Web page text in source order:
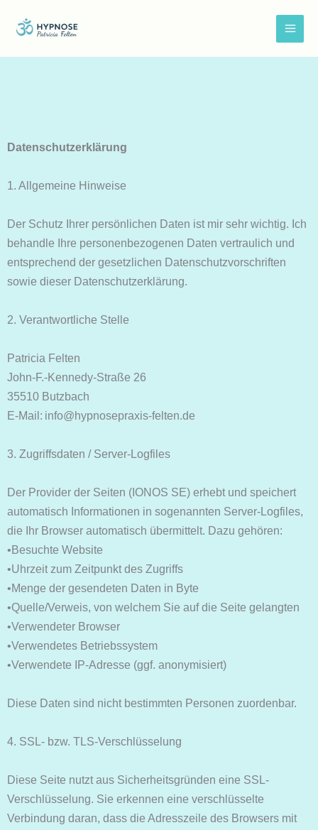
Inhalt
springen
Datenschutzerklärung
1. Allgemeine Hinweise
Der Schutz Ihrer persönlichen Daten ist mir sehr wichtig. Ich
behandle Ihre personenbezogenen Daten vertraulich und
entsprechend der gesetzlichen Datenschutzvorschriften
sowie dieser Datenschutzerklärung.
2. Verantwortliche Stelle
Patricia Felten
John-F.-Kennedy-Straße 26
35510 Butzbach
E-Mail: info@hypnosepraxis-felten.de
3. Zugriffsdaten / Server-Logfiles
Der Provider der Seiten (IONOS SE) erhebt und speichert
automatisch Informationen in sogenannten Server-Logfiles,
die Ihr Browser automatisch übermittelt. Dazu gehören:
•Besuchte Website
•Uhrzeit zum Zeitpunkt des Zugriffs
•Menge der gesendeten Daten in Byte
•Quelle/Verweis, von welchem Sie auf die Seite gelangten
•Verwendeter Browser
•Verwendetes Betriebssystem
•Verwendete IP-Adresse (ggf. anonymisiert)
Diese Daten sind nicht bestimmten Personen zuordenbar.
4. SSL- bzw. TLS-Verschlüsselung
Diese Seite nutzt aus Sicherheitsgründen eine SSL-
Verschlüsselung. Sie erkennen eine verschlüsselte
Verbindung daran, dass die Adresszeile des Browsers mit